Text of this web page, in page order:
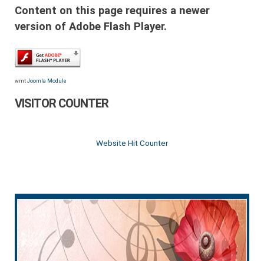
Content on this page requires a newer
version of Adobe Flash Player.
wmt Joomla Module
VISITOR COUNTER
Website Hit Counter